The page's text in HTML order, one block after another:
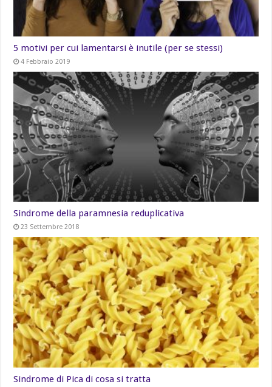
5 motivi per cui lamentarsi è inutile (per se stessi)
4 Febbraio 2019
Sindrome della paramnesia reduplicativa
23 Settembre 2018
Sindrome di Pica di cosa si tratta